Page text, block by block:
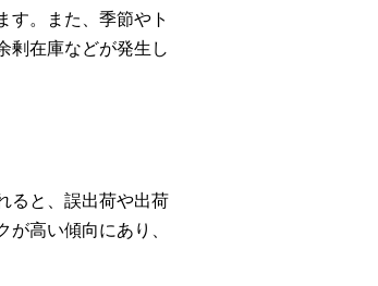
す。また、季節やト
剰在庫などが発生し
ると、誤出荷や出荷
高い傾向にあり、